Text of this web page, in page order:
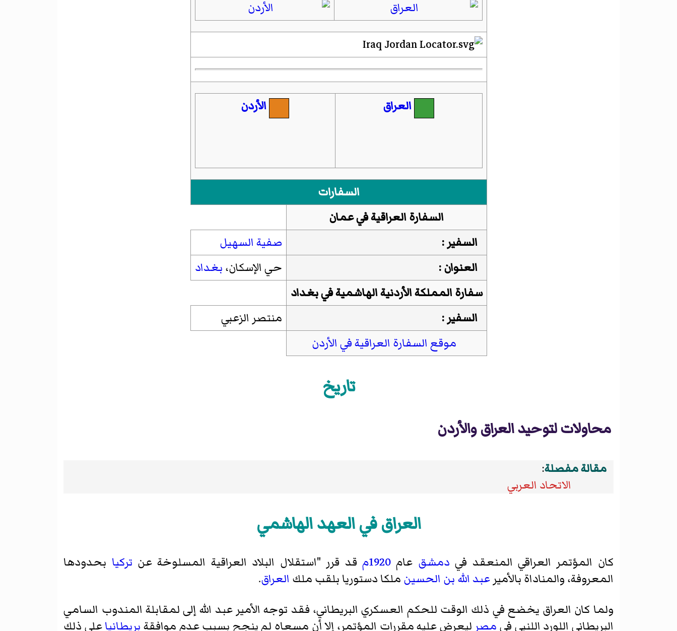
العراق الأردن
السفارات
السفارة العراقية في عمان
السفير:
صفية السهيل
العنوان :
حي الإسكان، بغداد
سفارة المملكة الأردنية الهاشمية في بغداد
السفير:
منتصر الزعبي
موقع السفارة العراقية في الأردن
تاريخ
محاولات لتوحيد العراق والأردن
مقالة مفصلة:
الاتحاد العربي
العراق في العهد الهاشمي
كان المؤتمر العراقي المنعقد في دمشق عام1920م قد قرر "استقلال البلاد العراقية المسلوخة عن تركيا بحدودها
المعروفة، والمناداة بالأميرعبد الله بن الحسين ملكا دستوريا بلقب ملك العراق.
ولما كان العراق يخضع في ذلك الوقت للحكم العسكري البريطاني، فقد توجه الأمير عبد الله إلى لمقابلة المندوب السامي
البريطاني اللورد اللنبي في مصر ليعرض عليه مقررات المؤتمر، إلا أن مسعاه لم ينجح بسبب عدم موافقة بريطانياعلى ذلك